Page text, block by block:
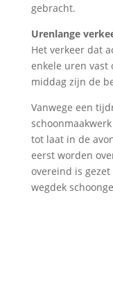
gebracht.
Urenlange
Het verkeer dat
enkele uren vast
middag zijn de
Vanwege een
tot laat in de
eerst worden
overeind is
wegdek